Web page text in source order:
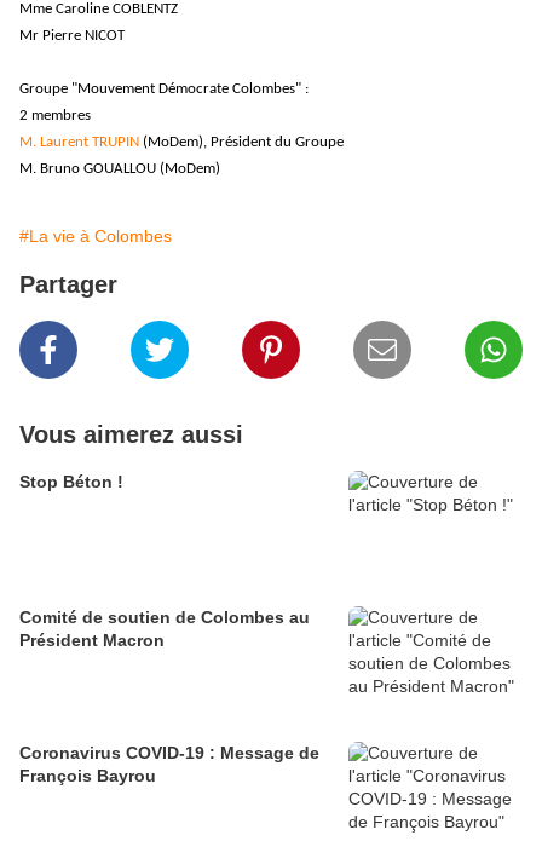
Mme Caroline COBLENTZ
Mr Pierre NICOT
Groupe "Mouvement Démocrate Colombes" :
2 membres
M. Laurent TRUPIN (MoDem), Président du Groupe
M. Bruno GOUALLOU (MoDem)
#La vie à Colombes
Partager
Vous aimerez aussi
Stop Béton !
Comité de soutien de Colombes au
Président Macron
Coronavirus COVID-19 : Message de
François Bayrou